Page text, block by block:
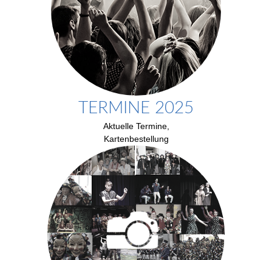
TERMINE 2025
Aktuelle Termine,
Kartenbestellung